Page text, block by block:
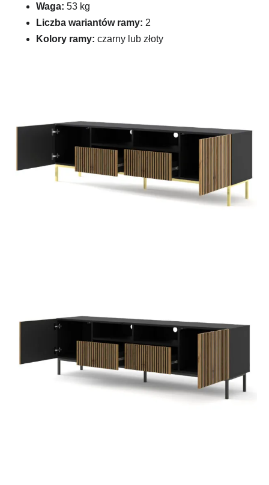
Waga: 53 kg
Liczba wariantów ramy: 2
Kolory ramy: czarny lub złoty